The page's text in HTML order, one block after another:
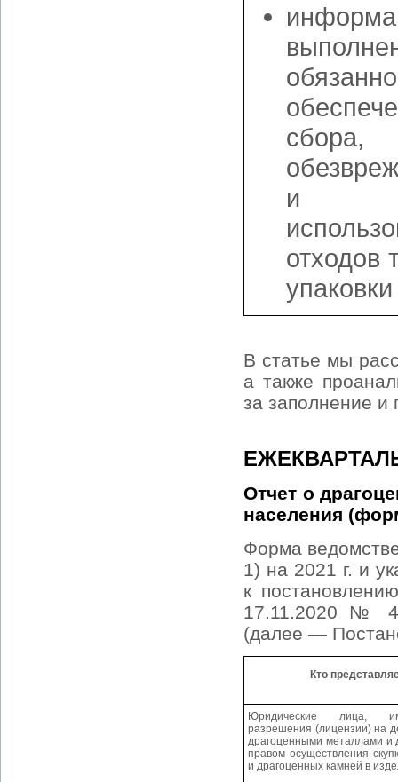
сбора,
и
отходов
упаковки
В статье мы
а также
за заполнение и
Отчет о
населения
Форма
1) на 2021 г. и
к
17.11.2020 №
(далее —
Кто
Юридические лица,
разрешения (лицензии) на
драгоценными металлами и
правом осуществления
и драгоценных камней в